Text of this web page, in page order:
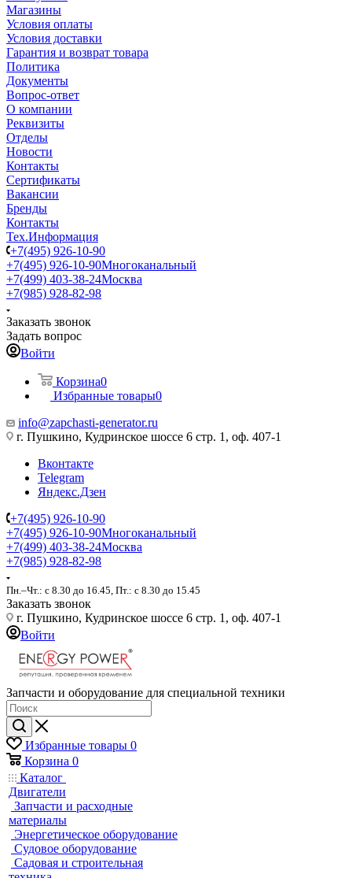
Магазины
Условия оплаты
Условия доставки
Гарантия и возврат товара
Политика
Документы
Вопрос-ответ
О компании
Реквизиты
Отделы
Новости
Контакты
Сертификаты
Вакансии
Бренды
Контакты
Тех.Информация
+7(495) 926-10-90
+7(495) 926-10-90Многоканальный
+7(499) 403-38-24Москва
+7(985) 928-82-98
Заказать звонок
Задать вопрос
Войти
Корзина0
Избранные товары0
info@zapchasti-generator.ru
г. Пушкино, Кудринское шоссе 6 стр. 1, оф. 407-1
Вконтакте
Telegram
Яндекс.Дзен
+7(495) 926-10-90
+7(495) 926-10-90Многоканальный
+7(499) 403-38-24Москва
+7(985) 928-82-98
Пн.–Чт.: с 8.30 до 16.45, Пт.: с 8.30 до 15.45
Заказать звонок
г. Пушкино, Кудринское шоссе 6 стр. 1, оф. 407-1
Войти
Запчасти и оборудование для специальной техники
Избранные товары 0
Корзина 0
Каталог
Двигатели
Запчасти и расходные
материалы
Энергетическое оборудование
Судовое оборудование
Садовая и строительная